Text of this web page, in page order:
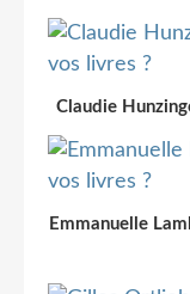
Claudie
Emmanuelle